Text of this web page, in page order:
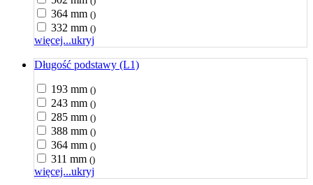
364 mm ()
332 mm ()
więcej...ukryj
Długość podstawy (L1)
193 mm ()
243 mm ()
285 mm ()
388 mm ()
364 mm ()
311 mm ()
więcej...ukryj